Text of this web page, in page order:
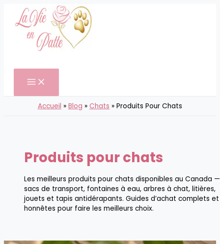
contenu
Accueil Blog Chats Produits Pour Chats
Produits pour chats
Les meilleurs produits pour chats disponibles au Canada —
sacs de transport, fontaines à eau, arbres à chat, litières,
jouets et tapis antidérapants. Guides d’achat complets et
honnêtes pour faire les meilleurs choix.